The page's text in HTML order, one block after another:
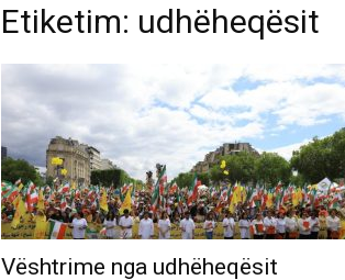
Etiketim: udhëheqësit
Vështrime nga udhëheqësit